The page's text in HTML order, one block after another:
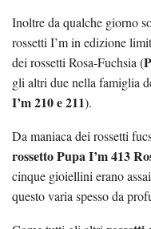
Inoltre da qualche giorno
rossetti I’m in edizione
dei rossetti Rosa-Fuchsia (
gli altri due nella famiglia
I’m 210 e 211).
Da maniaca dei rossetti
rossetto Pupa I’m 413
cinque gioiellini erano
questo varia spesso da